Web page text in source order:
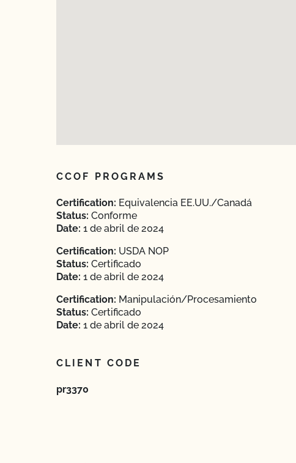
CCOF PROGRAMS
Certification: Equivalencia EE.UU./Canadá
Status: Conforme
Date: 1 de abril de 2024
Certification: USDA NOP
Status: Certificado
Date: 1 de abril de 2024
Certification: Manipulación/Procesamiento
Status: Certificado
Date: 1 de abril de 2024
CLIENT CODE
pr3370